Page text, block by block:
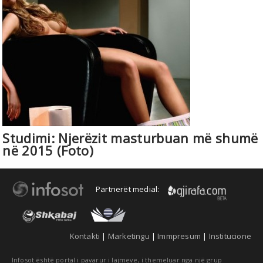
Studimi: Njerëzit masturbuan më shumë
në 2015 (Foto)
Partnerët medial:
Kontakti | Marketingu | Immpresum | Institucione
Infosot është portal i pavarur i lajmeve, i themeluar nga një grup